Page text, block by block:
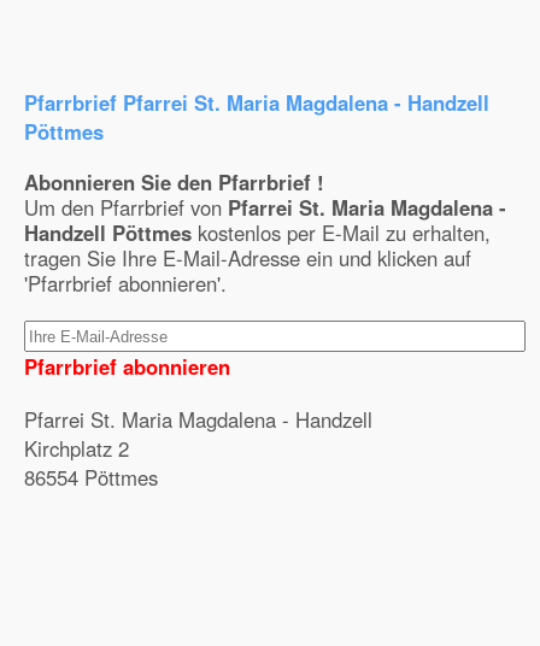
Pfarrbrief Pfarrei St. Maria Magdalena - Handzell
Pöttmes
Abonnieren Sie den Pfarrbrief !
Um den Pfarrbrief von Pfarrei St. Maria Magdalena -
Handzell Pöttmes kostenlos per E-Mail zu erhalten,
tragen Sie Ihre E-Mail-Adresse ein und klicken auf
'Pfarrbrief abonnieren'.
Pfarrbrief abonnieren
Pfarrei St. Maria Magdalena - Handzell
Kirchplatz 2
86554 Pöttmes